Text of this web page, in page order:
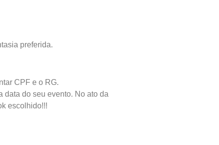
preferida.
CPF e o RG.
data do seu evento. No ato da
escolhido!!!